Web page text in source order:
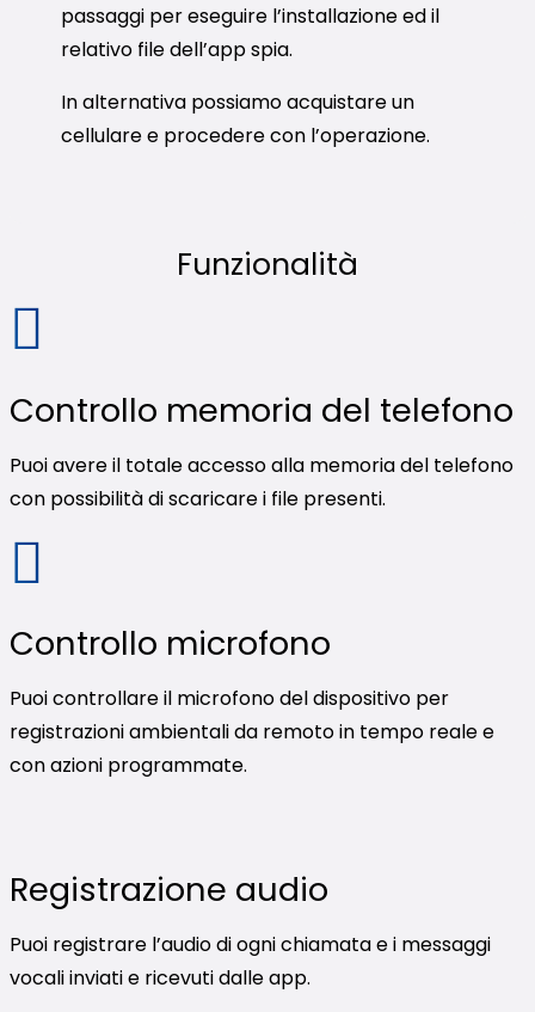
passaggi per eseguire l’installazione ed il
relativo file dell’app spia.
In alternativa possiamo acquistare un
cellulare e procedere con l’operazione.
Funzionalità
Controllo memoria del telefono
Puoi avere il totale accesso alla memoria del telefono
con possibilità di scaricare i file presenti.
Controllo microfono
Puoi controllare il microfono del dispositivo per
registrazioni ambientali da remoto in tempo reale e
con azioni programmate.
Registrazione audio
Puoi registrare l’audio di ogni chiamata e i messaggi
vocali inviati e ricevuti dalle app.